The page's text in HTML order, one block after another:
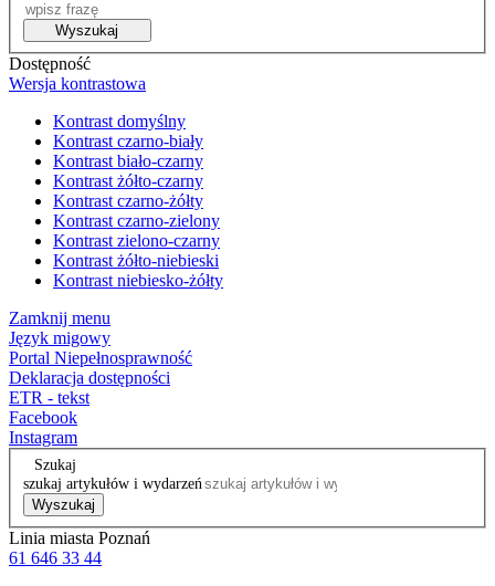
Wyszukaj
Dostępność
Wersja kontrastowa
Kontrast domyślny
Kontrast czarno-biały
Kontrast biało-czarny
Kontrast żółto-czarny
Kontrast czarno-żółty
Kontrast czarno-zielony
Kontrast zielono-czarny
Kontrast żółto-niebieski
Kontrast niebiesko-żółty
Zamknij menu
Język migowy
Portal Niepełnosprawność
Deklaracja dostępności
ETR - tekst
Facebook
Instagram
Szukaj
szukaj artykułów i wydarzeń
Wyszukaj
Linia miasta Poznań
61 646 33 44